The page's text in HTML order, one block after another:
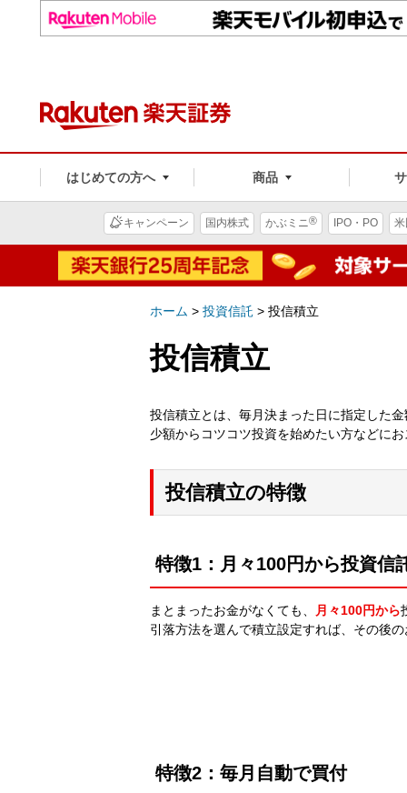
はじめての方へ 商品
キャンペーン 国内株式 かぶミニ® IPO・PO
ホーム > 投資信託 > 投信積立
投信積立
投信積立とは、毎月決まった日に指定した
少額からコツコツ投資を始めたい方などに
投信積立の特徴
特徴1：月々100円から投資信
まとまったお金がなくても、 月々100円から
引落方法を選んで積立設定すれば、その後
特徴2：毎月自動で買付